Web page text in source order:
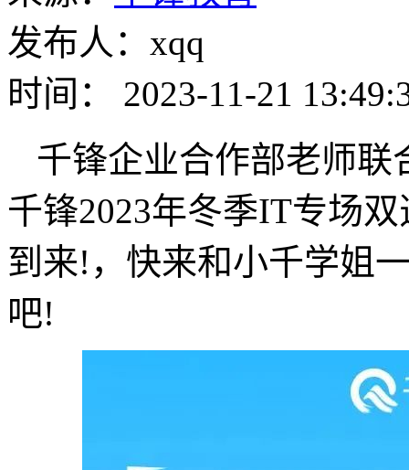
发布人：xqq
时间： 2023-11-21
千锋企业合作部老师联
千锋2023年冬季IT专场
到来!，快来和小千学姐
吧!